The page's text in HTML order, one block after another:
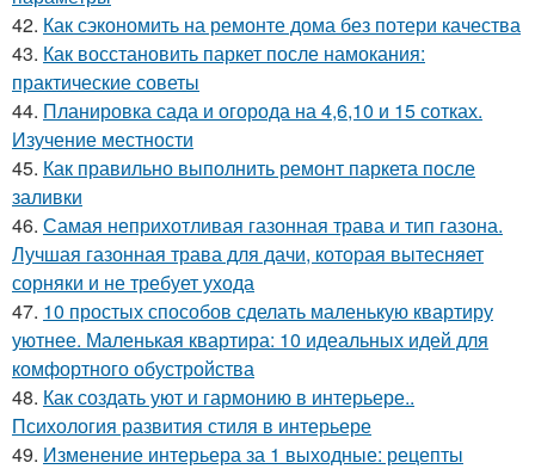
42. Как сэкономить на ремонте дома без потери качества
43. Как восстановить паркет после намокания:
практические советы
44. Планировка сада и огорода на 4,6,10 и 15 сотках.
Изучение местности
45. Как правильно выполнить ремонт паркета после
заливки
46. Самая неприхотливая газонная трава и тип газона.
Лучшая газонная трава для дачи, которая вытесняет
сорняки и не требует ухода
47. 10 простых способов сделать маленькую квартиру
уютнее. Маленькая квартира: 10 идеальных идей для
комфортного обустройства
48. Как создать уют и гармонию в интерьере..
Психология развития стиля в интерьере
49. Изменение интерьера за 1 выходные: рецепты